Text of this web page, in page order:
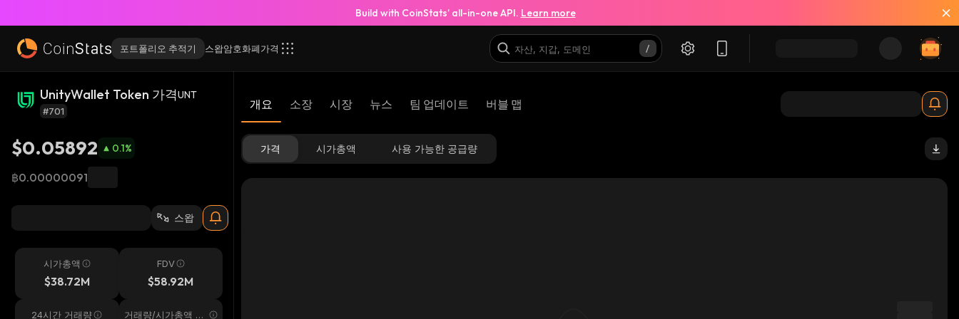
Build with CoinStats’ all-in-one API. Learn more
포트폴리오 추적기 스왑암호화폐가격
UnityWallet Token 가격UNT
#701
$0.05892 0.1%
฿0.00000091
스왑
시가총액
$38.72M
FDV
$58.92M
24시간 거래량 거래량/시가총액 24
개요 소장 시장 뉴스 팀 업데이트 버블 맵
가격 시가총액 사용 가능한 공급량